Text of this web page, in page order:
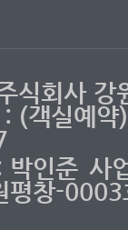
식회사
: (객실예
박인준 사
창-0003